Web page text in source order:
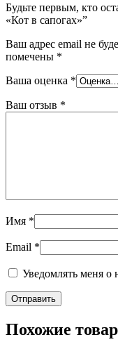
Будьте первым, кто
«Кот в сапогах»”
Ваш адрес email не
помечены *
Ваша оценка *
Ваш отзыв *
Имя *
Email *
Уведомлять меня о
Похожие